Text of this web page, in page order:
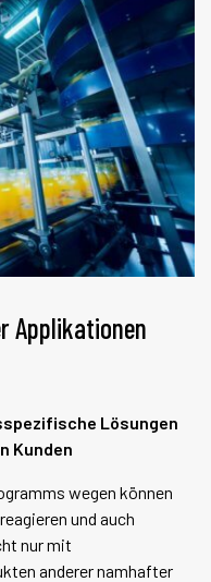
Applikationen
Lösungen
Kunden
wegen können
und auch
nur mit
anderer namhafter